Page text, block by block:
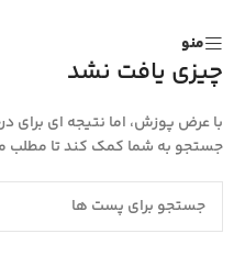
منو
چیزی یافت نشد
با عرض پوزش، اما نتیجه ای
جستجو به شما کمک کند تا مطلب